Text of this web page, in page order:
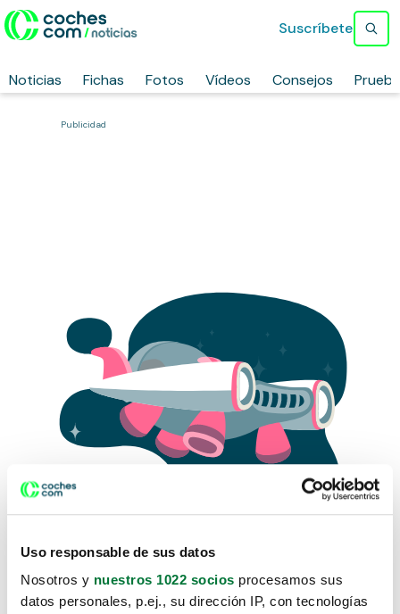
Uso responsable de sus datos
Nosotros y nuestros 1022 socios procesamos sus
datos personales, p.ej., su dirección IP, con tecnologías
Noticias Fichas Fotos Vídeos Consejos
Suscríbete
Publicidad